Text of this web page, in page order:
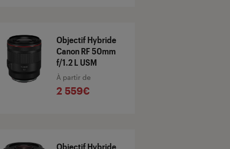
Objectif Hybride
Canon RF 50mm
f/1.2 L USM
À partir de
2 559€
Objectif Hybride